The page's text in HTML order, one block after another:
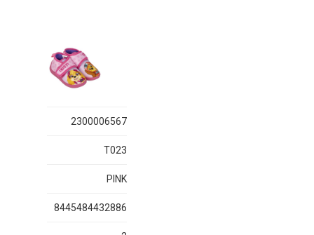
2300006567
T023
PINK
8445484432886